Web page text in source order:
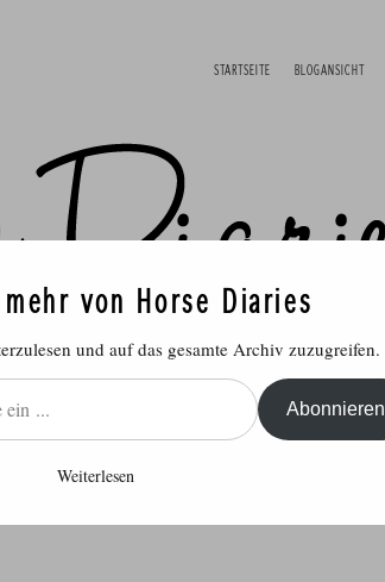
STARTSEITE BLOGANSICHT
Rund ums Pferd
mehr von Horse Diaries
und auf das gesamte Archiv zuzugreifen.
Abonnieren
Weiterlesen